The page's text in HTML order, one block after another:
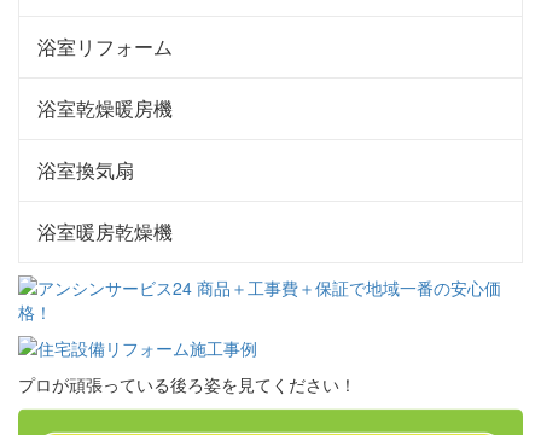
浴室リフォーム
浴室乾燥暖房機
浴室換気扇
浴室暖房乾燥機
プロが頑張っている後ろ姿を見てください！